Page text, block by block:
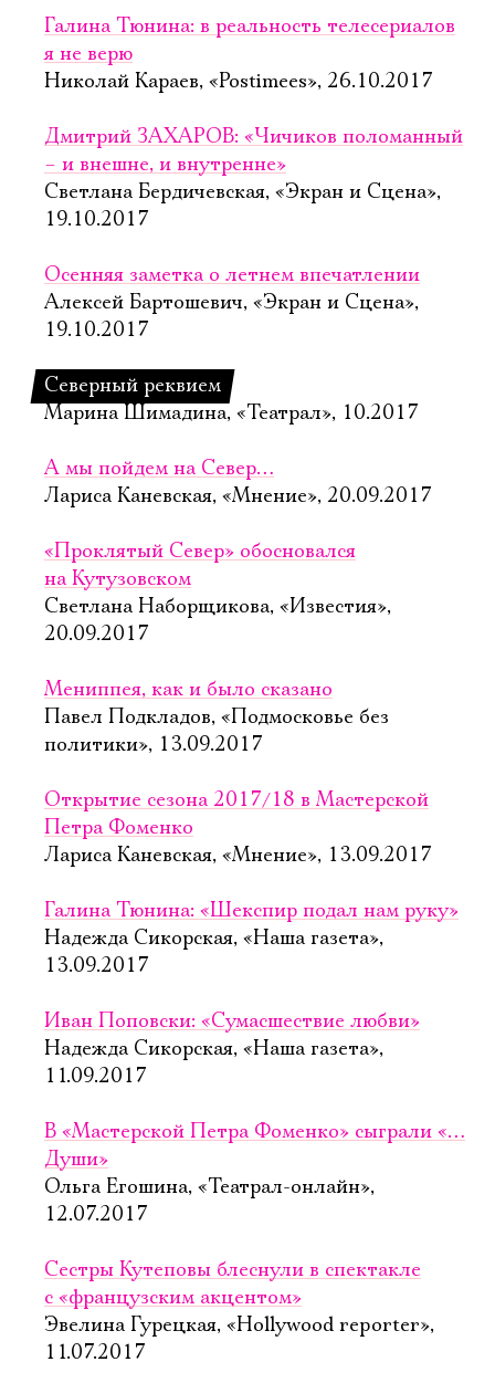
Галина Тюнина: в реальность телесериалов
я не верю
Николай Караев, «Postimees», 26.10.2017
Дмитрий ЗАХАРОВ: «Чичиков поломанный
– и внешне, и внутренне»
Светлана Бердичевская, «Экран и Сцена»,
19.10.2017
Осенняя заметка о летнем впечатлении
Алексей Бартошевич, «Экран и Сцена»,
19.10.2017
Северный реквием
Марина Шимадина, «Театрал», 10.2017
А мы пойдем на Север…
Лариса Каневская, «Мнение», 20.09.2017
«Проклятый Север» обосновался
на Кутузовском
Светлана Наборщикова, «Известия»,
20.09.2017
Мениппея, как и было сказано
Павел Подкладов, «Подмосковье без
политики», 13.09.2017
Открытие сезона 2017/18 в Мастерской
Петра Фоменко
Лариса Каневская, «Мнение», 13.09.2017
Галина Тюнина: «Шекспир подал нам руку»
Надежда Сикорская, «Наша газета»,
13.09.2017
Иван Поповски: «Сумасшествие любви»
Надежда Сикорская, «Наша газета»,
11.09.2017
В «Мастерской Петра Фоменко» сыграли «…
Души»
Ольга Егошина, «Театрал-онлайн»,
12.07.2017
Сестры Кутеповы блеснули в спектакле
с «французским акцентом»
Эвелина Гурецкая, «Hollywood reporter»,
11.07.2017